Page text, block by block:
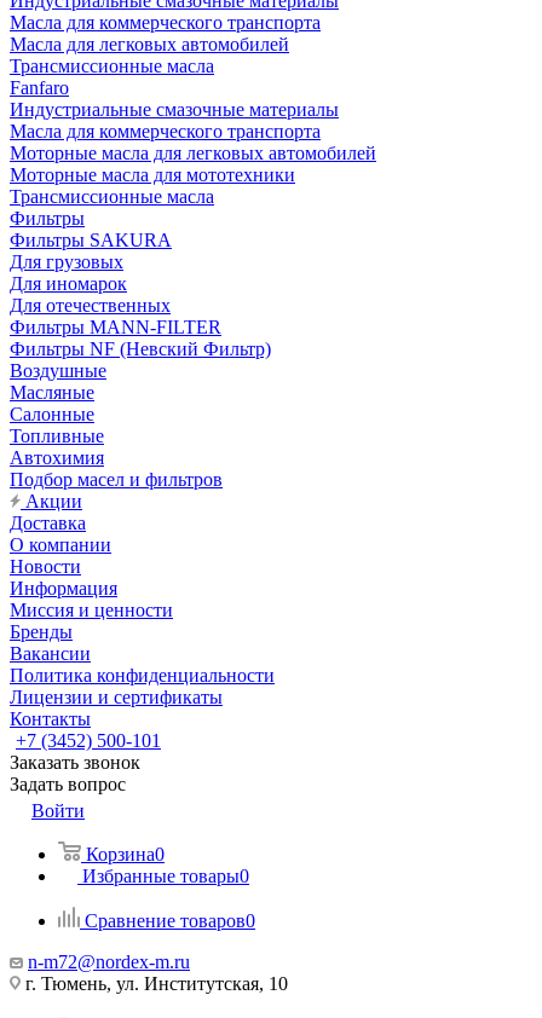
Масла для коммерческого транспорта
Масла для легковых автомобилей
Трансмиссионные масла
Fanfaro
Индустриальные смазочные материалы
Масла для коммерческого транспорта
Моторные масла для легковых автомобилей
Моторные масла для мототехники
Трансмиссионные масла
Фильтры
Фильтры SAKURA
Для грузовых
Для иномарок
Для отечественных
Фильтры MANN-FILTER
Фильтры NF (Невский Фильтр)
Воздушные
Масляные
Салонные
Топливные
Автохимия
Подбор масел и фильтров
Акции
Доставка
О компании
Новости
Информация
Миссия и ценности
Бренды
Вакансии
Политика конфиденциальности
Лицензии и сертификаты
Контакты
+7 (3452) 500-101
Заказать звонок
Задать вопрос
Войти
Корзина0
Избранные товары0
Сравнение товаров0
n-m72@nordex-m.ru
г. Тюмень, ул. Институтская, 10